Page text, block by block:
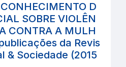
D
SOBRE VIOLÊN
CONTRA A MULH
da Revis
& Sociedade (2015